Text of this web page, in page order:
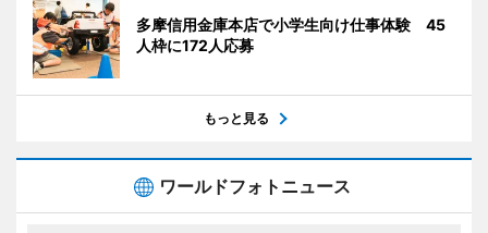
多摩信用金庫本店で小学生向け仕事体験 45
人枠に172人応募
もっと見る
ワールドフォトニュース